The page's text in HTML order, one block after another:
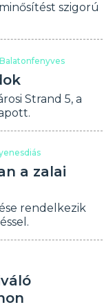
szigorú
Strand 5, a
a zalai
rendelkezik